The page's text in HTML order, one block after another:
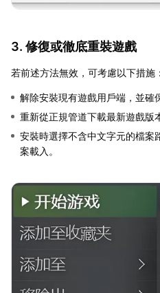
3. 修復或徹底重裝遊戲
若前述方法無效，可考慮以下措施：
解除安裝現有遊戲用戶端，並確
重新從正規管道下載最新遊戲版
安裝時選擇不含中文字元的檔案
案載入。